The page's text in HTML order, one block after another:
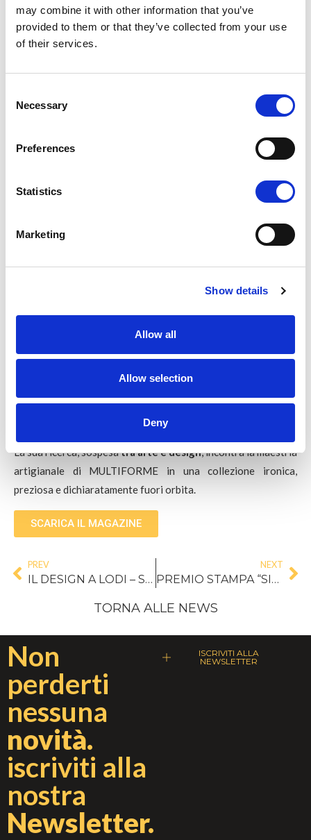
may combine it with other information that you’ve
provided to them or that they’ve collected from your use
of their services.
Selection
Necessary
Preferences
Statistics
Marketing
Show details
Allow all
Allow selection
Deny
Tre varianti colore : rosso, verde e blu.
Base cromata
Con il suolinguaggio giocoso e visionario, Matteo Cibic
La sua ricerca, sospesatra arte e design, incontra la maestria
artigianale di MULTIFORME in una collezione ironica,
preziosa e dichiaratamente fuori orbita.
SCARICA IL MAGAZINE
PREV
IL DESIGN A LODI – STORIE IN MOVIMENTO
NEXT
PREMIO STAMPA “SILVANO OLDANI”
TORNA ALLE NEWS
Non
perderti
nessuna
novità.
iscriviti alla
nostra
Newsletter.
ISCRIVITI ALLA
NEWSLETTER